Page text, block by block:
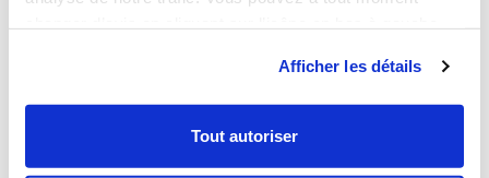
Afficher les détails
Tout autoriser